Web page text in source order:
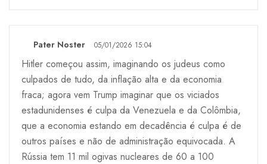
Pater Noster 05/01/2026 15:04
Hitler começou assim, imaginando os judeus como
culpados de tudo, da inflação alta e da economia
fraca; agora vem Trump imaginar que os viciados
estadunidenses é culpa da Venezuela e da Colômbia,
que a economia estando em decadência é culpa é de
outros países e não de administração equivocada. A
Rússia tem 11 mil ogivas nucleares de 60 a 100